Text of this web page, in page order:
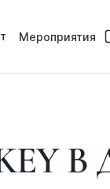
Мероприятия